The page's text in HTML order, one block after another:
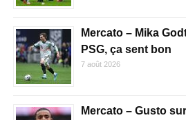
Mercato – Mika
PSG, ça sent bon
7 août 2026
Mercato – Gusto